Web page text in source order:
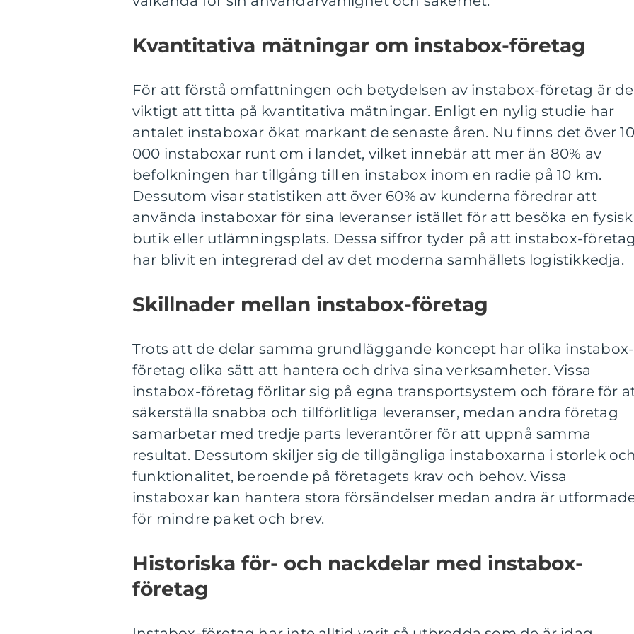
Kvantitativa mätningar om instabox-företag
För att förstå omfattningen och betydelsen av instabox-företag är
viktigt att titta på kvantitativa mätningar. Enligt en nylig studie har
antalet instaboxar ökat markant de senaste åren. Nu finns det över 10
000 instaboxar runt om i landet, vilket innebär att mer än 80% av
befolkningen har tillgång till en instabox inom en radie på 10 km.
Dessutom visar statistiken att över 60% av kunderna föredrar att
använda instaboxar för sina leveranser istället för att besöka en fysisk
butik eller utlämningsplats. Dessa siffror tyder på att instabox-företag
har blivit en integrerad del av det moderna samhällets logistikkedja.
Skillnader mellan instabox-företag
Trots att de delar samma grundläggande koncept har olika instabox-
företag olika sätt att hantera och driva sina verksamheter. Vissa
instabox-företag förlitar sig på egna transportsystem och förare för
säkerställa snabba och tillförlitliga leveranser, medan andra företag
samarbetar med tredje parts leverantörer för att uppnå samma
resultat. Dessutom skiljer sig de tillgängliga instaboxarna i storlek och
funktionalitet, beroende på företagets krav och behov. Vissa
instaboxar kan hantera stora försändelser medan andra är
för mindre paket och brev.
Historiska för- och nackdelar med instabox-
företag